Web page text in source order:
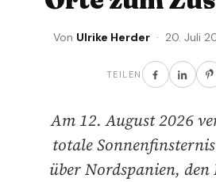
Von Ulrike Herder· 20. Juli
TEILEN
Am 12. August 2026
totale
über Nordspanien, den